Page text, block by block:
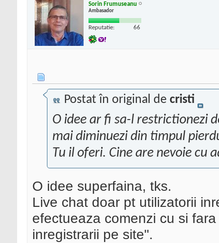
Sorin Frumuseanu
Ambasador
Reputatie: 66
Postat în original de cristi
O idee ar fi sa-l restrictionezi
mai diminuezi din timpul
Tu il oferi. Cine are nevoie cu
O idee superfaina, tks.
Live chat doar pt utilizatorii
efectueaza comenzi cu si
inregistrarii pe site".